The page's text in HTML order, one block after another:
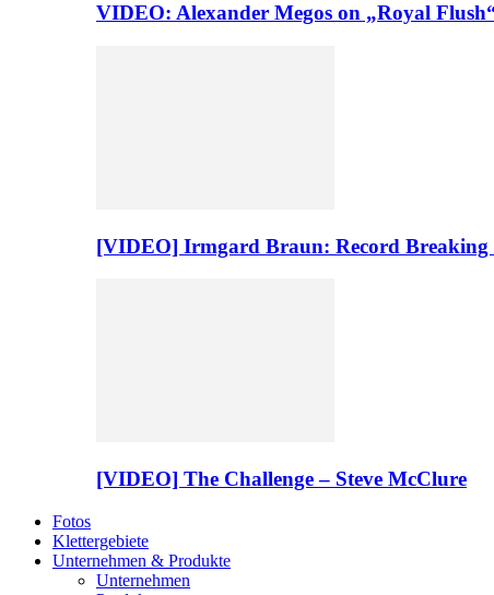
VIDEO: Alexander Megos on „Royal
[VIDEO] Irmgard Braun: Record
[VIDEO] The Challenge – Steve McClure
Fotos
Klettergebiete
Unternehmen & Produkte
Unternehmen